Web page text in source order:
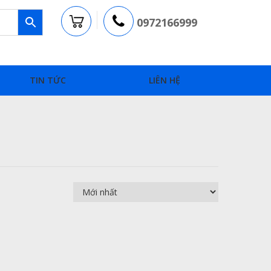
0972166999
TIN TỨC LIÊN HỆ